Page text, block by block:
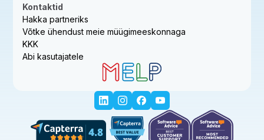
Kontaktid
Hakka partneriks
Võtke ühendust meie müügimeeskonnaga
KKK
Abi kasutajatele